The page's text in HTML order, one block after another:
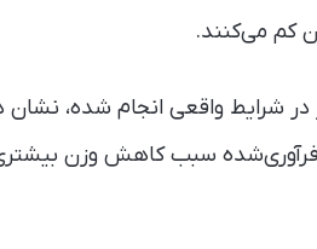
کم می‌کنند.
در شرایط واقعی انجام شده،
فرآوری‌شده سبب کاهش وزن